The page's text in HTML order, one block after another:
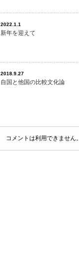
2022.1.1
新年を迎えて
2018.9.27
自国と他国の比較文化論
コメントは利用できません。